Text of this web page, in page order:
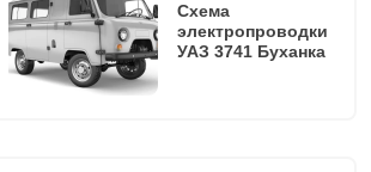
Схема
электропроводки
УАЗ 3741 Буханка